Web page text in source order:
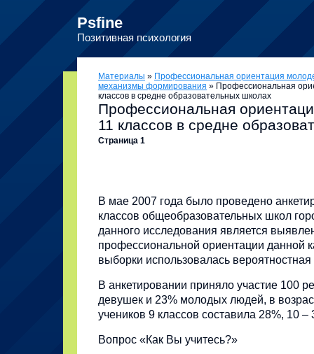
Psfine
Позитивная психология
Материалы » Профессиональная ориентация
механизмы формирования » Профессиональная
классов в средне образовательных школах
Профессиональная
11 классов в средне
Страница 1
В мае 2007 года было проведено
классов общеобразовательных школ
данного исследования является
профессиональной ориентации данной
выборки использовалась
В анкетировании приняло участие 100
девушек и 23% молодых людей, в
учеников 9 классов составила 28%, 10 –
Вопрос «Как Вы учитесь?»